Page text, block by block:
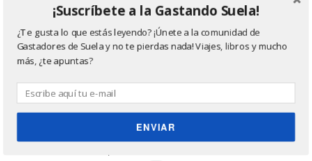
¡Hola! Perdón otra vez por el
abandono. Dicen que cuando
importantes que debes
mantener es la constancia en las publicaciones, yo
¡Suscríbete a la Gastando Suela!
¿Te gusta lo que estás leyendo? ¡Únete a la comunidad de
Gastadores de Suela y no te pierdas nada! Viajes, libros y mucho
más, ¿te apuntas?
ENVIAR